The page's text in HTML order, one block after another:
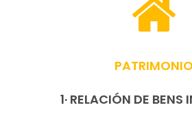
PATRIMONIO
1· RELACIÓN DE BENS